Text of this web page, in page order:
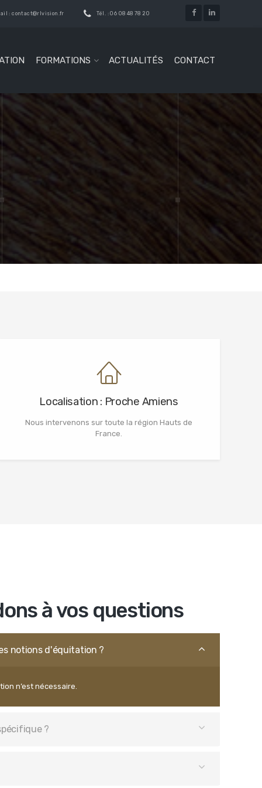
: contact@rlvision.fr Tél. : 06 08 48 78 20
FORMATIONS ACTUALITÉS CONTACT
Localisation : Proche Amiens
Nous intervenons sur toute la région Hauts de
France.
à vos questions
notions d'équitation ?
n’est nécessaire.
?